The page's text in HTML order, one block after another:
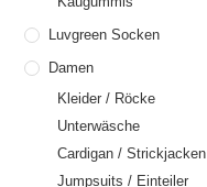
Luvgreen Socken
Damen
Kleider / Röcke
Unterwäsche
Cardigan / Strickjacken
Jumpsuits / Einteiler